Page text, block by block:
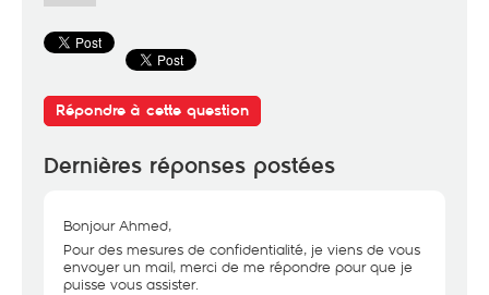
Répondre à cette question
Dernières réponses postées
Bonjour Ahmed,
Pour des mesures de confidentialité, je viens de vous
envoyer un mail, merci de me répondre pour que je
puisse vous assister.